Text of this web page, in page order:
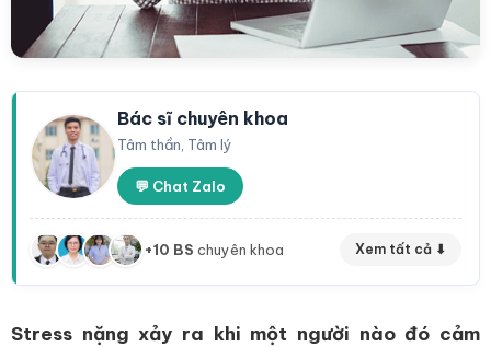
Bác sĩ chuyên khoa
Tâm thần, Tâm lý
💬 Chat Zalo
+10 BS chuyên khoa Xem tất cả ⬇
Stress nặng xảy ra khi một người nào đó cảm